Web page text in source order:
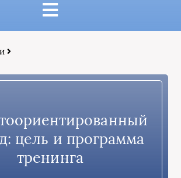
цель и программа
тренинга